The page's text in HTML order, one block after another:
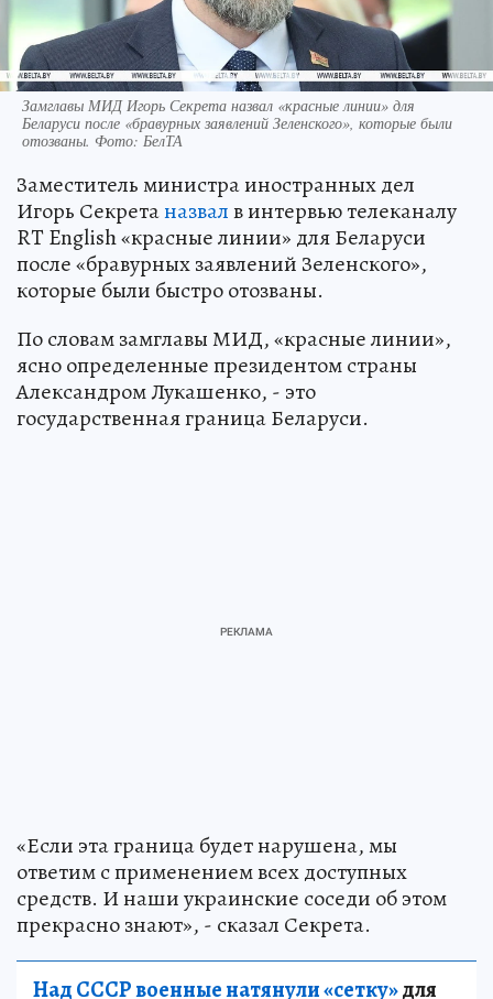
Замглавы МИД Игорь Секрета назвал «красные линии» для
Беларуси после «бравурных заявлений Зеленского», которые были
отозваны. Фото: БелТА
Заместитель министра иностранных дел
Игорь Секретаназвалв интервью телеканалу
RT English «красные линии» для Беларуси
после «бравурных заявлений Зеленского»,
которые были быстро отозваны.
По словам замглавы МИД, «красные линии»,
ясно определенные президентом страны
Александром Лукашенко, - это
государственная граница Беларуси.
«Если эта граница будет нарушена, мы
ответим с применением всех доступных
средств. И наши украинские соседи об этом
прекрасно знают», - сказал Секрета.
Над СССР военные натянули «сетку»для